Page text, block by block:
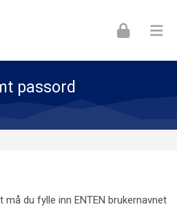
passord
du fylle inn ENTEN brukernavnet